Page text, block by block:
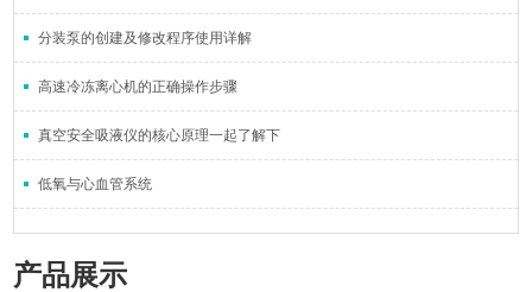
分装泵的创建及修改程序使用详解
高速冷冻离心机的正确操作步骤
真空安全吸液仪的核心原理一起了解下
低氧与心血管系统
产品展示